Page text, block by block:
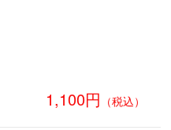
1,100円 （税込）